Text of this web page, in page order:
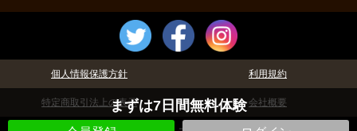
まずは7日間無料体験
個人情報保護方針 利用規約
特定商取引法上の表示 会社概要